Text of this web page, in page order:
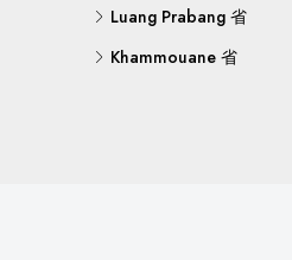
Luang Prabang 省
Khammouane 省